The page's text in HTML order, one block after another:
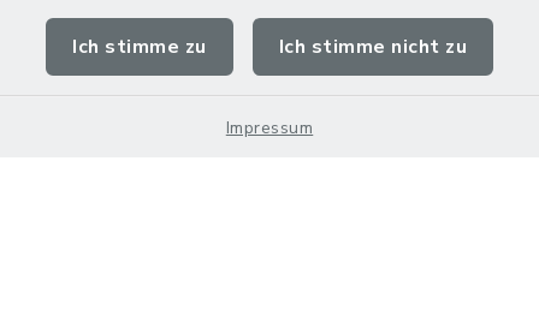
Ich stimme zu Ich stimme nicht zu
Impressum
Impressum
Sitemap